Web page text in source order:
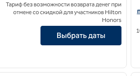
об отеле DoubleTree by Hilton Deerfield
Тариф без возможности возврата денег при
отмене со скидкой для участников Hilton
Honors
Выбрать даты